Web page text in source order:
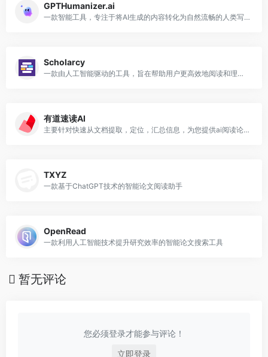
GPTHumanizer.ai
一款智能工具，专注于将AI生成的内容转化为自然流畅的人类写作
Scholarcy
一款由人工智能驱动的工具，旨在帮助用户更高效地阅读和理解学术文献
有道速读AI
主要针对快速从文档提取，定位，汇总信息，为您提供ai阅读论文，论文阅读软件等一站式论文、文档速读方面的问题。
TXYZ
一款基于ChatGPT技术的智能论文阅读助手
OpenRead
一款利用人工智能技术提升研究效率的智能论文搜索工具
暂无评论
您必须登录才能参与评论！
立即登录